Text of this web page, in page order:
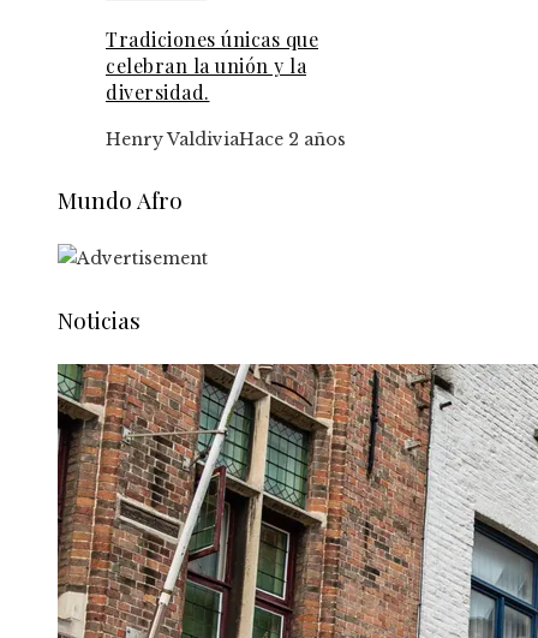
Tradiciones únicas que
celebran la unión y la
diversidad.
Henry ValdiviaHace 2 años
Mundo Afro
Noticias